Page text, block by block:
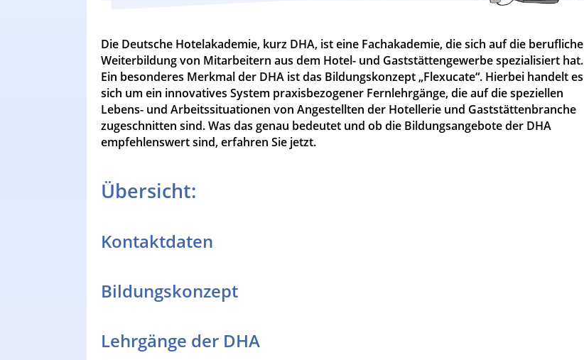
Die Deutsche Hotelakademie, kurz DHA, ist eine Fachakademie, die sich auf die berufliche
Weiterbildung von Mitarbeitern aus dem Hotel- und Gaststättengewerbe spezialisiert hat.
Ein besonderes Merkmal der DHA ist das Bildungskonzept „Flexucate“. Hierbei handelt es
sich um ein innovatives System praxisbezogener Fernlehrgänge, die auf die speziellen
Lebens- und Arbeitssituationen von Angestellten der Hotellerie und Gaststättenbranche
zugeschnitten sind. Was das genau bedeutet und ob die Bildungsangebote der DHA
empfehlenswert sind, erfahren Sie jetzt.
Übersicht:
Kontaktdaten
Bildungskonzept
Lehrgänge der DHA